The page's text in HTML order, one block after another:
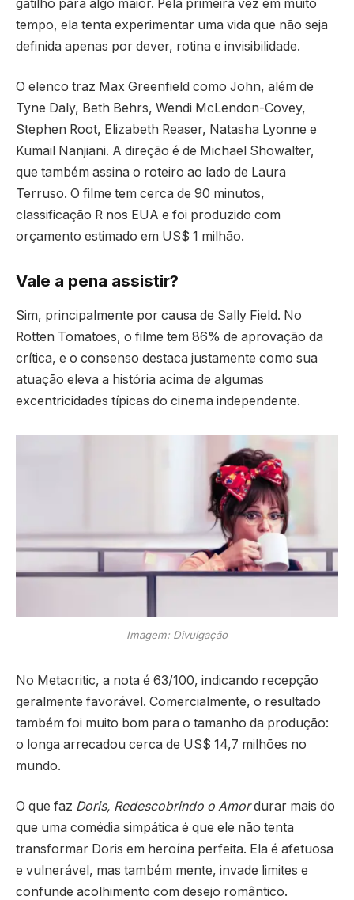
gatilho para algo maior. Pela primeira vez em muito
tempo, ela tenta experimentar uma vida que não seja
definida apenas por dever, rotina e invisibilidade.
O elenco traz Max Greenfield como John, além de
Tyne Daly, Beth Behrs, Wendi McLendon-Covey,
Stephen Root, Elizabeth Reaser, Natasha Lyonne e
Kumail Nanjiani. A direção é de Michael Showalter,
que também assina o roteiro ao lado de Laura
Terruso. O filme tem cerca de 90 minutos,
classificação R nos EUA e foi produzido com
orçamento estimado em US$ 1 milhão.
Vale a pena assistir?
Sim, principalmente por causa de Sally Field. No
Rotten Tomatoes, o filme tem 86% de aprovação da
crítica, e o consenso destaca justamente como sua
atuação eleva a história acima de algumas
excentricidades típicas do cinema independente.
Imagem: Divulgação
No Metacritic, a nota é 63/100, indicando recepção
geralmente favorável. Comercialmente, o resultado
também foi muito bom para o tamanho da produção:
o longa arrecadou cerca de US$ 14,7 milhões no
mundo.
O que faz Doris, Redescobrindo o Amordurar mais do
que uma comédia simpática é que ele não tenta
transformar Doris em heroína perfeita. Ela é afetuosa
e vulnerável, mas também mente, invade limites e
confunde acolhimento com desejo romântico.